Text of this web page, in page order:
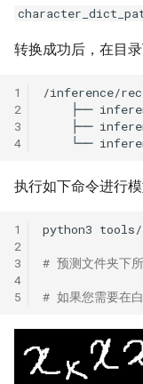
转换成功后，在目
1
2
3
4
执行如下命令进行模
1
2
3
4
5
python3
# 预测文件夹
# 如果您需要在